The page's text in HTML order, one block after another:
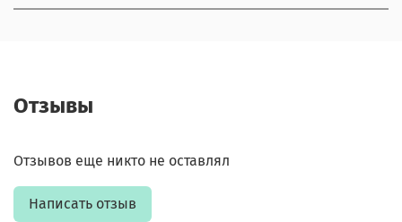
Отзывы
Отзывов еще никто не оставлял
Написать отзыв